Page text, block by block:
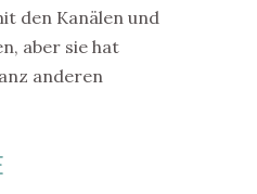
den Kanälen und
aber sie hat
anderen